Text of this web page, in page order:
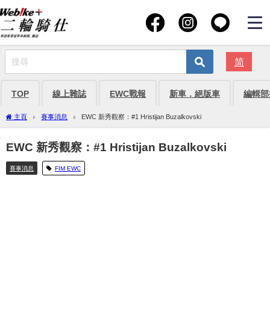
简
TOP 線上雜誌 EWC戰報 新車．絕版車 編輯
主頁 賽事消息 EWC 新秀觀察：#1 Hristijan Buzalkovski
EWC 新秀觀察：#1 Hristijan Buzalkovski
賽事消息 FIM EWC